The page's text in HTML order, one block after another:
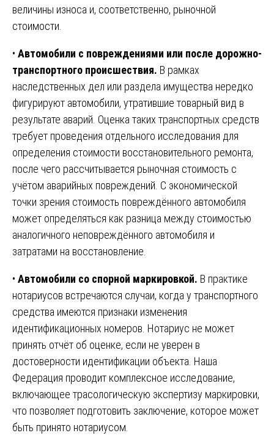
величины износа и, соответственно, рыночной
стоимости.
• Автомобили с повреждениями или после дорожно-
транспортного происшествия. В рамках
наследственных дел или раздела имущества нередко
фигурируют автомобили, утратившие товарный вид в
результате аварий. Оценка таких транспортных средств
требует проведения отдельного исследования для
определения стоимости восстановительного ремонта,
после чего рассчитывается рыночная стоимость с
учётом аварийных повреждений. С экономической
точки зрения стоимость повреждённого автомобиля
может определяться как разница между стоимостью
аналогичного неповреждённого автомобиля и
затратами на восстановление.
• Автомобили со спорной маркировкой. В практике
нотариусов встречаются случаи, когда у транспортного
средства имеются признаки изменения
идентификационных номеров. Нотариус не может
принять отчёт об оценке, если не уверен в
достоверности идентификации объекта. Наша
Федерация проводит комплексное исследование,
включающее трасологическую экспертизу маркировки,
что позволяет подготовить заключение, которое может
быть принято нотариусом.